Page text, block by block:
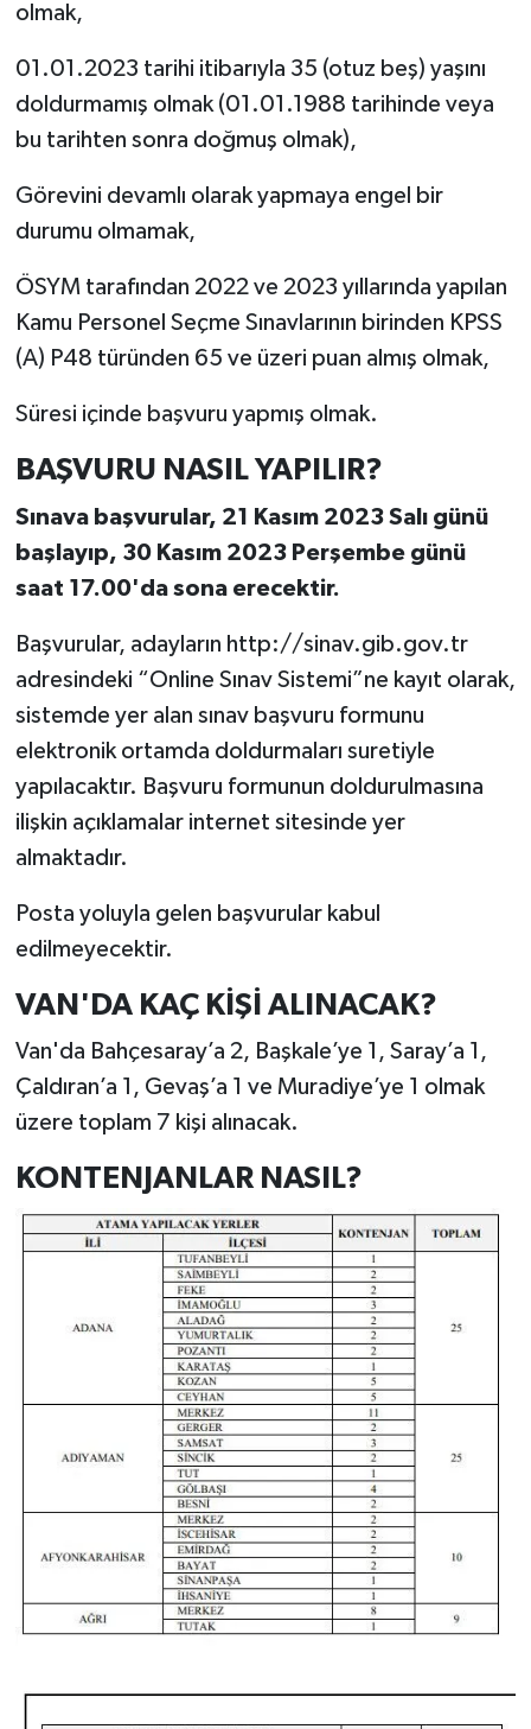
olmak,
01.01.2023 tarihi itibarıyla 35 (otuz beş) yaşını
doldurmamış olmak (01.01.1988 tarihinde veya
bu tarihten sonra doğmuş olmak),
Görevini devamlı olarak yapmaya engel bir
durumu olmamak,
ÖSYM tarafından 2022 ve 2023 yıllarında yapılan
Kamu Personel Seçme Sınavlarının birinden KPSS
(A) P48 türünden 65 ve üzeri puan almış olmak,
Süresi içinde başvuru yapmış olmak.
BAŞVURU NASIL YAPILIR?
Sınava başvurular, 21 Kasım 2023 Salı günü
başlayıp, 30 Kasım 2023 Perşembe günü
saat 17.00'da sona erecektir.
Başvurular, adayların http://sinav.gib.gov.tr
adresindeki “Online Sınav Sistemi”ne kayıt olarak,
sistemde yer alan sınav başvuru formunu
elektronik ortamda doldurmaları suretiyle
yapılacaktır. Başvuru formunun doldurulmasına
ilişkin açıklamalar internet sitesinde yer
almaktadır.
Posta yoluyla gelen başvurular kabul
edilmeyecektir.
VAN'DA KAÇ KİŞİ ALINACAK?
Van'da Bahçesaray’a 2, Başkale’ye 1, Saray’a 1,
Çaldıran’a 1, Gevaş’a 1 ve Muradiye’ye 1 olmak
üzere toplam 7 kişi alınacak.
KONTENJANLAR NASIL?